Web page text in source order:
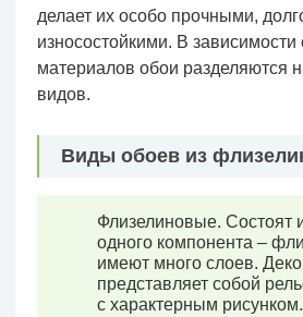
делает их особо прочными,
износостойкими. В
материалов обои разделяются
видов.
Виды обоев из
Флизелиновые. Состоят
одного компонента –
имеют много слоев.
представляет собой
с характерным